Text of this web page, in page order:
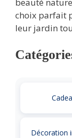
beauté
choix parfait
leur jardin
Décoration